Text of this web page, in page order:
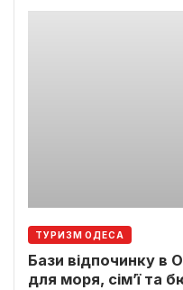
ТУРИЗМ ОДЕСА
Бази відпочинку в
для моря, сім’ї та